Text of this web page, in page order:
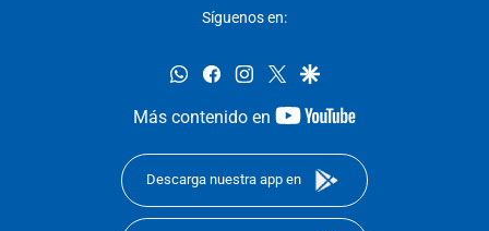
Síguenos en:
whatsappfacebookinstagram
twittergoogle
Más contenido en
youtube-
Descarga nuestra app en